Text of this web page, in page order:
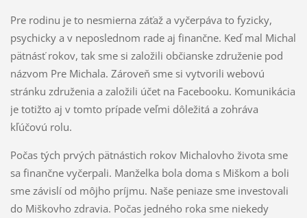
Pre rodinu je to nesmierna záťaž a vyčerpáva to fyzicky,
psychicky a v neposlednom rade aj finančne. Keď mal Michal
pätnásť rokov, tak sme si založili občianske združenie pod
názvom Pre Michala. Zároveň sme si vytvorili webovú
stránku združenia a založili účet na Facebooku. Komunikácia
je totižto aj v tomto prípade veľmi dôležitá a zohráva
kľúčovú rolu.
Počas tých prvých pätnástich rokov Michalovho života sme
sa finančne vyčerpali. Manželka bola doma s Miškom a boli
sme závislí od môjho príjmu. Naše peniaze sme investovali
do Miškovho zdravia. Počas jedného roka sme niekedy